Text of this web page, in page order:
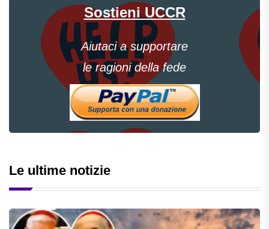
Sostieni UCCR
Aiutaci a supportare
le ragioni della fede
Le ultime notizie